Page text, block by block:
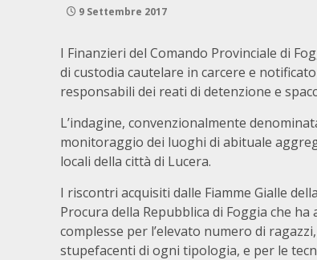
9 Settembre 2017
I Finanzieri del Comando Provinciale di
di custodia cautelare in carcere e
responsabili dei reati di detenzione e
L’indagine, convenzionalmente
monitoraggio dei luoghi di abituale
locali della città di Lucera.
I riscontri acquisiti dalle Fiamme Gialle
Procura della Repubblica di Foggia che
complesse per l’elevato numero di
stupefacenti di ogni tipologia, e per le